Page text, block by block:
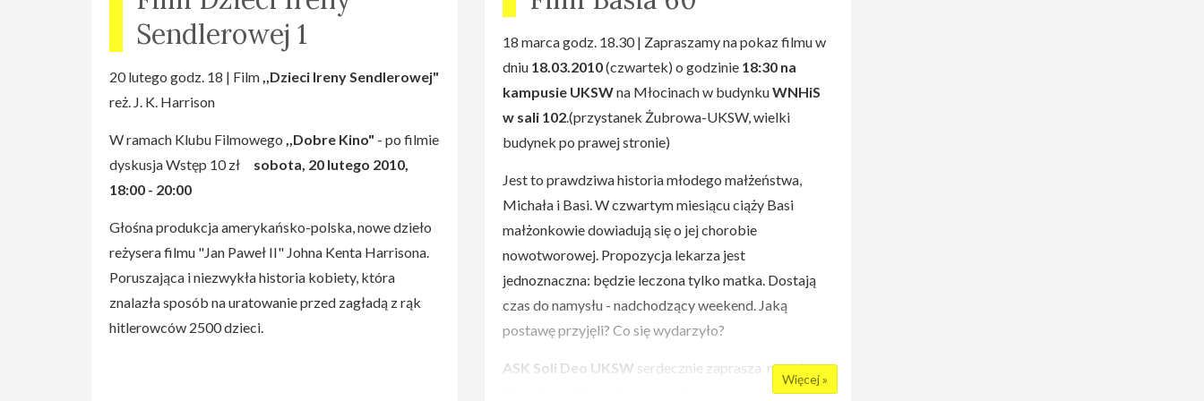
osoby deklarują ankieterom nie zawsze prawdziwe
informacje. - Jeśli chodzi o pigułkę, wskaźnik ciąż
wynosi 8 proc., tzn. że na 100 kobiet, które ją
zażywają 8 zachodzi w ciążę (w czasie roku
stosowania). Jeśli chodzi o spiralę, w ciążę zachodzi
0,6 proc. - mówi szef komunikacji z Narodowego
Kolegium Ginekologów i Położników Francuskich i
ordynator na ginekologii i położnictwie w szpitalu
wypowiadać wojny pigułce, która ma pewną naukową
skuteczność, jeśli jest przyjmowana w prawidłowy
sposób. Liczba ciąż jest związana ze złymi
praktykami: zapomnienie, różnica godzin w
przyjmowaniu pigułki ? tłumaczy Descamps. Autorzy
Sendlerowej 1
20 lutego godz. 18 | Film,,Dzieci Ireny Sendlerowej"
reż. J. K. Harrison
W ramach Klubu Filmowego ,,Dobre Kino" - po filmie
dyskusja Wstęp 10 zł sobota, 20 lutego 2010,
18:00 - 20:00
Głośna produkcja amerykańsko-polska, nowe dzieło
reżysera filmu "Jan Paweł II" Johna Kenta Harrisona.
Poruszająca i niezwykła historia kobiety, która
znalazła sposób na uratowanie przed zagładą z rąk
hitlerowców 2500 dzieci.
18 marca godz. 18.30 | Zapraszamy na pokaz filmu w
dniu 18.03.2010(czwartek) o godzinie 18:30 na
kampusie UKSWna Młocinach w budynkuWNHiS
w sali 102.(przystanek Żubrowa-UKSW, wielki
budynek po prawej stronie)
Jest to prawdziwa historia młodego małżeństwa,
Michała i Basi. W czwartym miesiącu ciąży Basi
małżonkowie dowiadują się o jej chorobie
nowotworowej. Propozycja lekarza jest
jednoznaczna: będzie leczona tylko matka. Dostają
czas do namysłu - nadchodzący weekend. Jaką
postawę przyjęli? Co się wydarzyło?
ASK Soli Deo UKSW serdecznie zaprasza na pokaz
filmu & quot;Basia" oraz spotkanie z p.Joanną Pyzel -
Więcej »